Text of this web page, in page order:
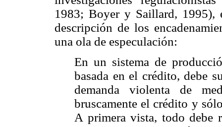
1983; Boyer y Saillard, 1995),
descripción de los
una ola de especulación:
En un sistema de
basada en el crédito, debe
demanda violenta de
bruscamente el crédito y
A primera vista, todo debe